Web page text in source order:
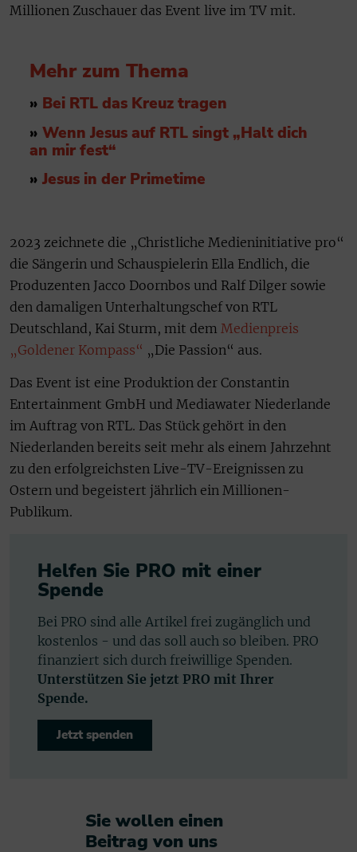
Millionen Zuschauer das Event live im TV mit.
Mehr zum Thema
» Bei RTL das Kreuz tragen
» Wenn Jesus auf RTL singt „Halt dich
an mir fest“
» Jesus in der Primetime
2023 zeichnete die „Christliche Medieninitiative pro“
die Sängerin und Schauspielerin Ella Endlich, die
Produzenten Jacco Doornbos und Ralf Dilger sowie
den damaligen Unterhaltungschef von RTL
Deutschland, Kai Sturm, mit dem Medienpreis
„Goldener Kompass“ „Die Passion“ aus.
Das Event ist eine Produktion der Constantin
Entertainment GmbH und Mediawater Niederlande
im Auftrag von RTL. Das Stück gehört in den
Niederlanden bereits seit mehr als einem Jahrzehnt
zu den erfolgreichsten Live-TV-Ereignissen zu
Ostern und begeistert jährlich ein Millionen-
Publikum.
Helfen Sie PRO mit einer
Spende
Bei PRO sind alle Artikel frei zugänglich und
kostenlos - und das soll auch so bleiben. PRO
finanziert sich durch freiwillige Spenden.
Unterstützen Sie jetzt PRO mit Ihrer
Spende.
Jetzt spenden
Sie wollen einen
Beitrag von uns